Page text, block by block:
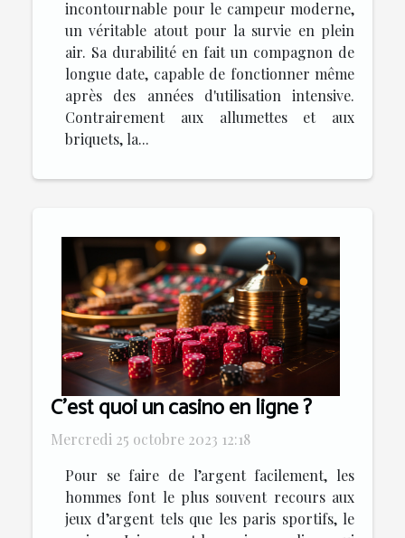
incontournable pour le campeur moderne,
un véritable atout pour la survie en plein
air. Sa durabilité en fait un compagnon de
longue date, capable de fonctionner même
après des années d'utilisation intensive.
Contrairement aux allumettes et aux
briquets, la...
C’est quoi un casino en ligne ?
Mercredi 25 octobre 2023 12:18
Pour se faire de l’argent facilement, les
hommes font le plus souvent recours aux
jeux d’argent tels que les paris sportifs, le